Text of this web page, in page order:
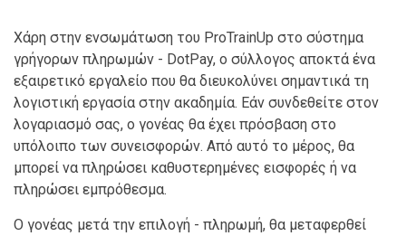
Χάρη στην ενσωμάτωση του ProTrainUp στο σύστημα
γρήγορων πληρωμών - DotPay, ο σύλλογος αποκτά ένα
εξαιρετικό εργαλείο που θα διευκολύνει σημαντικά τη
λογιστική εργασία στην ακαδημία. Εάν συνδεθείτε στον
λογαριασμό σας, ο γονέας θα έχει πρόσβαση στο
υπόλοιπο των συνεισφορών. Από αυτό το μέρος, θα
μπορεί να πληρώσει καθυστερημένες εισφορές ή να
πληρώσει εμπρόθεσμα.
Ο γονέας μετά την επιλογή - πληρωμή, θα μεταφερθεί